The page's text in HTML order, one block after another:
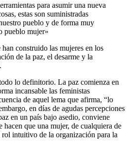
para asumir una nueva
estas son suministradas
pueblo y de forma muy
pueblo mujer»
construido las mujeres en los
de la paz, el desarme y la
lo definitorio. La paz comienza en
incansable las feministas
de aquel lema que afirma, “lo
en días de agudas percepciones
en un país bajo asedio, conviene
hacen que una mujer, de cualquiera de
rol intuitivo de la organización para la